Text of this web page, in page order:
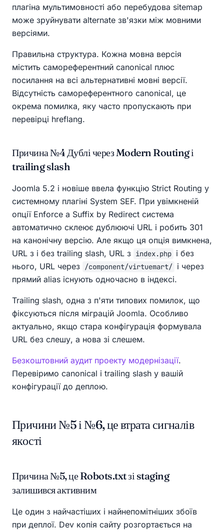
плагіна мультимовності або перебудова sitemap
може зруйнувати alternate зв'язки між мовними
версіями.
Правильна структура. Кожна мовна версія
містить самореферентний canonical плюс
посилання на всі альтернативні мовні версії.
Відсутність самореферентного canonical, це
окрема помилка, яку часто пропускають при
перевірці hreflang.
Причина №4 Дублі через Modern Routing і
trailing slash
Joomla 5.2 і новіше ввела функцію Strict Routing у
системному плагіні System SEF. При увімкненій
опції Enforce a Suffix by Redirect система
автоматично склеює дублюючі URL і робить 301
на канонічну версію. Але якщо ця опція вимкнена,
URL з і без trailing slash, URL з index.php і без
нього, URL через /component/virtuemart/
і через
прямий alias існують одночасно в індексі.
Trailing slash, одна з п'яти типових помилок, що
фіксуються після міграцій Joomla. Особливо
актуально, якщо стара конфігурація формувала
URL без слешу, а нова зі слешем.
Безкоштовний аудит проекту модернізації.
Перевіримо canonical і trailing slash у вашій
конфігурації до деплою.
Причини №5 і №6, це втрата сигналів
якості
Причина №5, це Robots.txt зі staging
залишився активним
Це один з найчастіших і найнепомітніших збоїв
при деплої. Dev копія сайту розгортається на